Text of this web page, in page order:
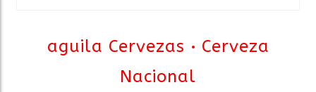
aguila Cervezas
Cerveza
Nacional